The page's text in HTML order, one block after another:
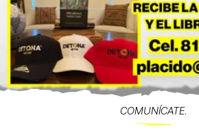
COMUNÍCATE.